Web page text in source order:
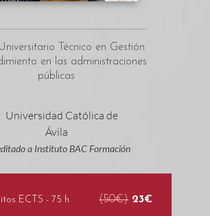
Técnico en Gestión
en las administraciones
públicas
a Instituto BAC Formación
ECTS - 75 h (50€) 23€